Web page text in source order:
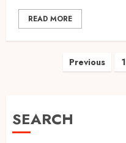
READ MORE
Posts
Previous 1
SEARCH